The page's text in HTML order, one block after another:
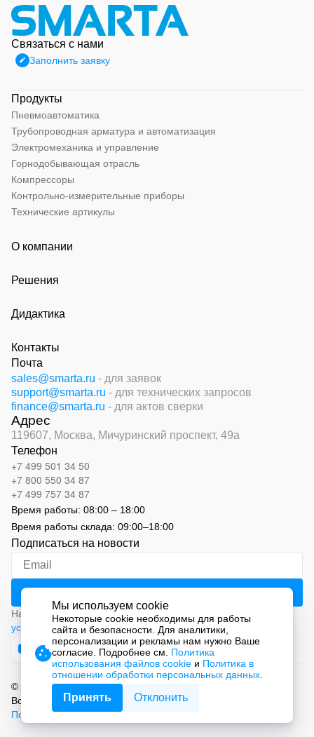
Связаться с нами
Заполнить заявку
Продукты
Пневмоавтоматика
Трубопроводная арматура и автоматизация
Электромеханика и управление
Горнодобывающая отрасль
Компрессоры
Контрольно-измерительные приборы
Технические артикулы
О компании
Решения
Дидактика
Контакты
Почта
sales@smarta.ru - для заявок
support@smarta.ru - для технических запросов
finance@smarta.ru - для актов сверки
Адрес
119607, Москва, Мичуринский проспект, 49а
Телефон
+7 499 501 34 50
+7 800 550 34 87
+7 499 757 34 87
Время работы: 08:00 – 18:00
Время работы склада: 09:00–18:00
Подписаться на новости
Нажимая на кнопку «Подписаться», вы соглашаетесь с
условиями обработки персональных данных
© 2026 ООО «СМАРТ Автоматизация»
Все права защищены.
Политика обработки персональных данных
Мы используем cookie
Некоторые cookie необходимы для работы
сайта и безопасности. Для аналитики,
персонализации и рекламы нам нужно Ваше
согласие. Подробнее см. Политика
использования файлов cookie и Политика в
отношении обработки персональных данных
Принять Отклонить